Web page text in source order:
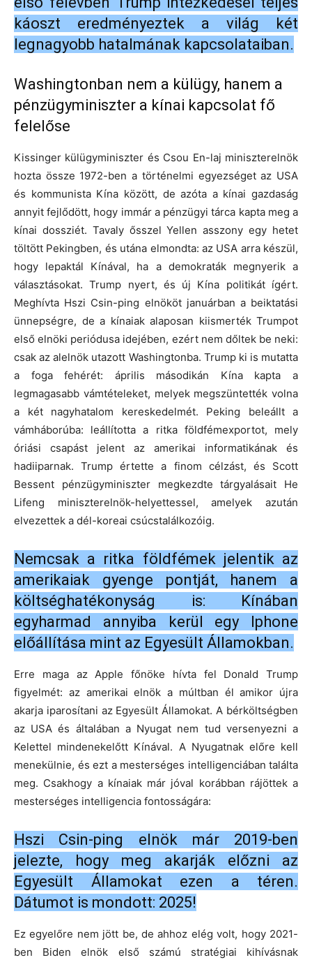
káoszt eredményeztek a világ két
legnagyobb hatalmának kapcsolataiban.
Washingtonban nem a külügy, hanem a
pénzügyminiszter a kínai kapcsolat fő
felelőse
Kissinger külügyminiszter és Csou En-laj miniszterelnök
hozta össze 1972-ben a történelmi egyezséget az USA
és kommunista Kína között, de azóta a kínai gazdaság
annyit fejlődött, hogy immár a pénzügyi tárca kapta meg a
kínai dossziét. Tavaly ősszel Yellen asszony egy hetet
töltött Pekingben, és utána elmondta: az USA arra készül,
hogy lepaktál Kínával, ha a demokraták megnyerik a
választásokat. Trump nyert, és új Kína politikát ígért.
Meghívta Hszi Csin-ping elnököt januárban a beiktatási
ünnepségre, de a kínaiak alaposan kiismerték Trumpot
első elnöki periódusa idejében, ezért nem dőltek be neki:
csak az alelnök utazott Washingtonba. Trump ki is mutatta
a foga fehérét: április másodikán Kína kapta a
legmagasabb vámtételeket, melyek megszüntették volna
a két nagyhatalom kereskedelmét. Peking beleállt a
vámháborúba: leállította a ritka földfémexportot, mely
óriási csapást jelent az amerikai informatikának és
hadiiparnak. Trump értette a finom célzást, és Scott
Bessent pénzügyminiszter megkezdte tárgyalásait He
Lifeng miniszterelnök-helyettessel, amelyek azután
elvezettek a dél-koreai csúcstalálkozóig.
Nemcsak a ritka földfémek jelentik az
amerikaiak gyenge pontját, hanem a
költséghatékonyság is: Kínában
egyharmad annyiba kerül egy Iphone
előállítása mint az Egyesült Államokban.
Erre maga az Apple főnöke hívta fel Donald Trump
figyelmét: az amerikai elnök a múltban él amikor újra
akarja iparosítani az Egyesült Államokat. A bérköltségben
az USA és általában a Nyugat nem tud versenyezni a
Kelettel mindenekelőtt Kínával. A Nyugatnak előre kell
menekülnie, és ezt a mesterséges intelligenciában találta
meg. Csakhogy a kínaiak már jóval korábban rájöttek a
mesterséges intelligencia fontosságára:
Hszi Csin-ping elnök már 2019-ben
jelezte, hogy meg akarják előzni az
Egyesült Államokat ezen a téren.
Dátumot is mondott: 2025!
Ez egyelőre nem jött be, de ahhoz elég volt, hogy 2021-
ben Biden elnök első számú stratégiai kihívásnak